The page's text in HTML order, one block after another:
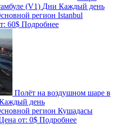
(V1) Дни Каждый день
регион Istanbul
60$ Подробнее
Полёт на воздушном шаре в
день
регион Кушадасы
от: 0$ Подробнее